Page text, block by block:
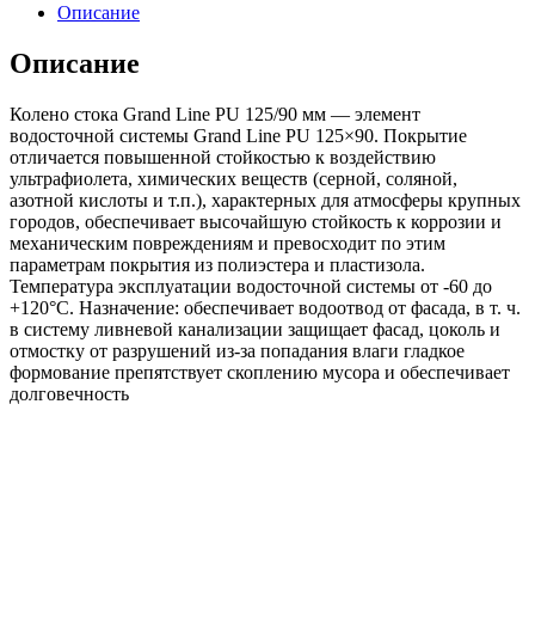
90
мм
3005
красное
вино
Описание
Описание
Колено стока Grand Line PU 125/90 мм — элемент
водосточной системы Grand Line PU 125×90. Покрытие
отличается повышенной стойкостью к воздействию
ультрафиолета, химических веществ (серной, соляной,
азотной кислоты и т.п.), характерных для атмосферы крупных
городов, обеспечивает высочайшую стойкость к коррозии и
механическим повреждениям и превосходит по этим
параметрам покрытия из полиэстера и пластизола.
Температура эксплуатации водосточной системы от -60 до
+120°C. Назначение: обеспечивает водоотвод от фасада, в т. ч.
в систему ливневой канализации защищает фасад, цоколь и
отмостку от разрушений из-за попадания влаги гладкое
формование препятствует скоплению мусора и обеспечивает
долговечность